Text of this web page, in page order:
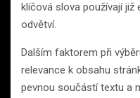
klíčová slova používají již
odvětví.
Dalším faktorem při
relevance k obsahu
pevnou součástí textu a